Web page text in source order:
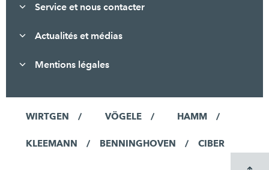
Service et nous contacter
Actualités et médias
Mentions légales
WIRTGEN VÖGELE HAMM
KLEEMANN BENNINGHOVEN CIBER